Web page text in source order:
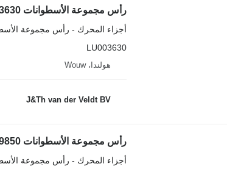
رأس مجموعة الأسطوانات Case LU003630 لـ حفارة Case CX750D CXX750DRTC CX750DRTCME
أجزاء المحرك - رأس مجموعة
LU003630
هولندا، Wouw
J&Th van der Veldt BV
رأس مجموعة الأسطوانات Case 48089850 لـ حفارة Case CX750D 6WG1XASS11
أجزاء المحرك - رأس مجموعة